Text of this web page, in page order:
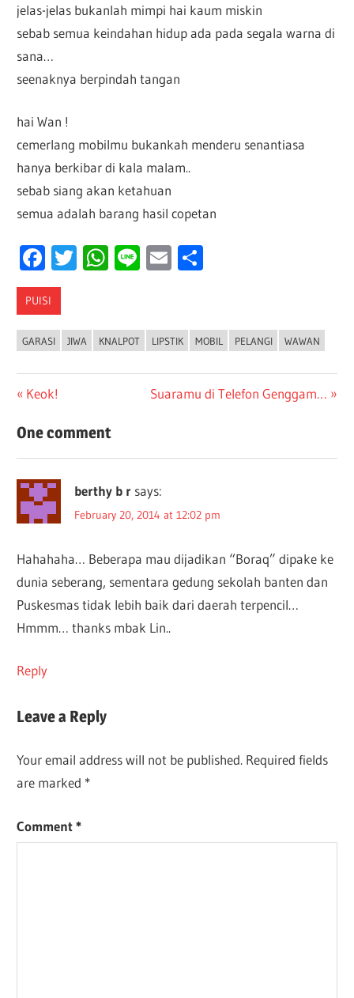
jelas-jelas bukanlah mimpi hai kaum miskin
sebab semua keindahan hidup ada pada segala warna di
sana…
seenaknya berpindah tangan
hai Wan !
cemerlang mobilmu bukankah menderu senantiasa
hanya berkibar di kala malam..
sebab siang akan ketahuan
semua adalah barang hasil copetan
Facebook
Twitter
WhatsApp
LineEmail
PUISI
GARASI JIWA KNALPOT LIPSTIK MOBIL PELANGI WAWAN
Post
navigation
Previous
Keok!
Next
Suaramu di Telefon Genggam…
One comment
berthy b r says:
February 20, 2014 at 12:02 pm
Hahahaha… Beberapa mau dijadikan “Boraq” dipake ke
dunia seberang, sementara gedung sekolah banten dan
Puskesmas tidak lebih baik dari daerah terpencil…
Hmmm… thanks mbak Lin..
Reply
Leave a Reply
Your email address will not be published. Required fields
are marked *
Comment*